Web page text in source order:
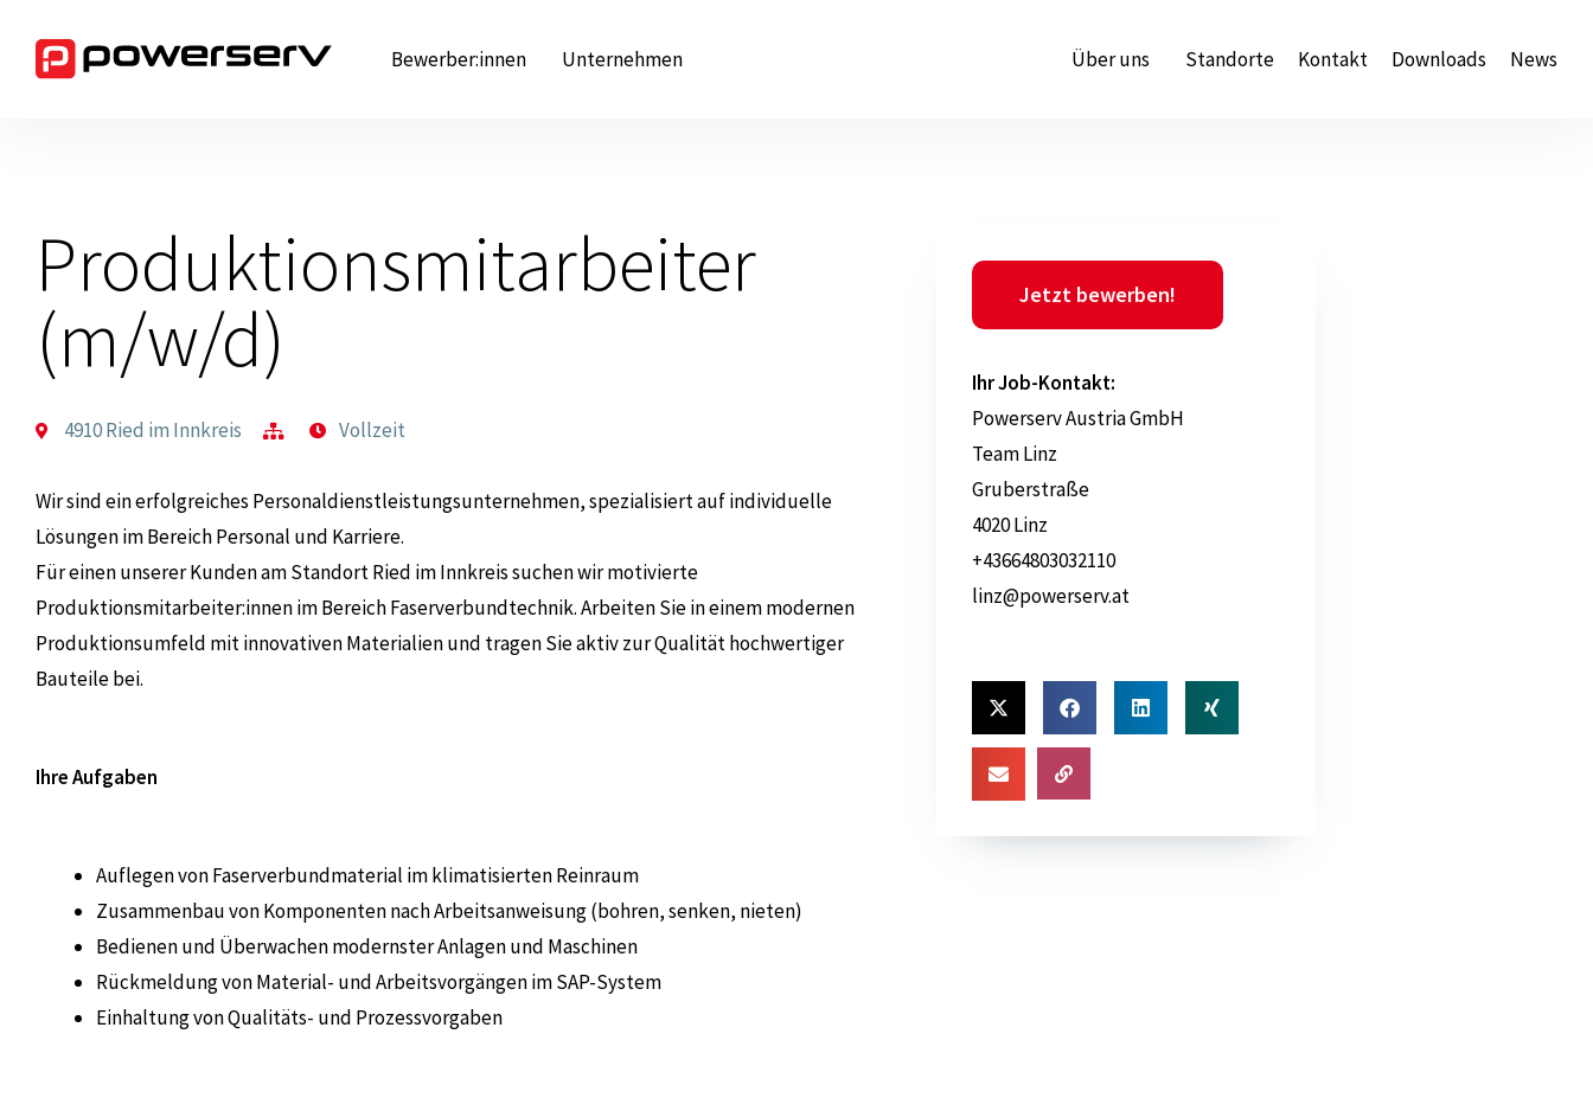
Inhalt
Bewerber:innen Unternehmen Über uns Standorte Kontakt Downloads News
Produktionsmitarbeiter
(m/w/d)
4910 Ried im Innkreis Vollzeit
Wir sind ein erfolgreiches Personaldienstleistungsunternehmen, spezialisiert auf individuelle
Lösungen im Bereich Personal und Karriere.
Für einen unserer Kunden am Standort Ried im Innkreis suchen wir motivierte
Produktionsmitarbeiter:innen im Bereich Faserverbundtechnik. Arbeiten Sie in einem modernen
Produktionsumfeld mit innovativen Materialien und tragen Sie aktiv zur Qualität hochwertiger
Bauteile bei.
Ihre Aufgaben
Auflegen von Faserverbundmaterial im klimatisierten Reinraum
Zusammenbau von Komponenten nach Arbeitsanweisung (bohren, senken, nieten)
Bedienen und Überwachen modernster Anlagen und Maschinen
Rückmeldung von Material- und Arbeitsvorgängen im SAP-System
Einhaltung von Qualitäts- und Prozessvorgaben
Jetzt bewerben!
Ihr Job-Kontakt:
Powerserv Austria GmbH
Team Linz
Gruberstraße
4020 Linz
+43664803032110
linz@powerserv.at